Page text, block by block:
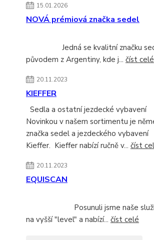
15.01.2026
NOVÁ prémiová značka sedel
Jedná se kvalitní značku
původem z Argentiny, kde j... číst celé
20.11.2023
KIEFFER
Sedla a ostatní jezdecké vybavení
Novinkou v našem sortimentu je
značka sedel a jezdeckého vybavení
Kieffer. Kieffer nabízí ručně v... číst
20.11.2023
EQUISCAN
Posunuli jsme naše
na vyšší "level" a nabízí... číst celé